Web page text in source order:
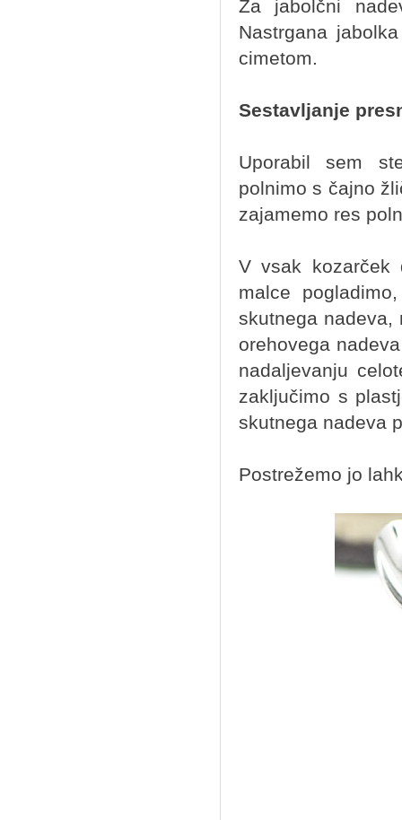
Za jabolčni
Nastrgana
cimetom.
Sestavljanje
Uporabil sem
polnimo s čajno
zajamemo res
V vsak kozarček
malce
skutnega nadeva,
orehovega
nadaljevanju
zaključimo s
skutnega nadeva
Postrežemo jo